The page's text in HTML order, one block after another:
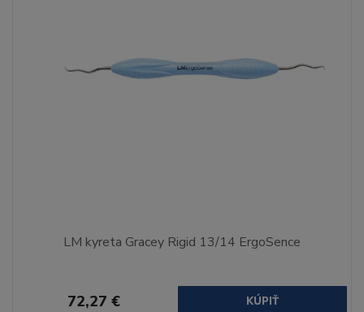
LM kyreta Gracey Rigid 13/14 ErgoSence
72,27 € KÚPIŤ